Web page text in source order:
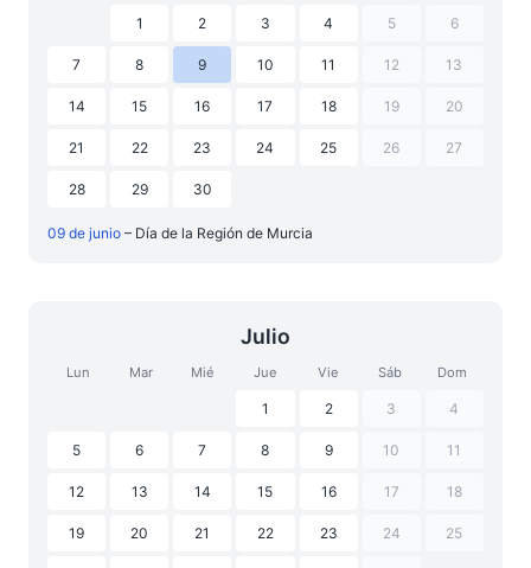
1 2 3 4 5 6
7 8 9 10 11 12 13
14 15 16 17 18 19 20
21 22 23 24 25 26 27
28 29 30
09 de junio – Día de la Región de Murcia
Julio
Lun Mar Mié Jue Vie Sáb Dom
1 2 3 4
5 6 7 8 9 10 11
12 13 14 15 16 17 18
19 20 21 22 23 24 25